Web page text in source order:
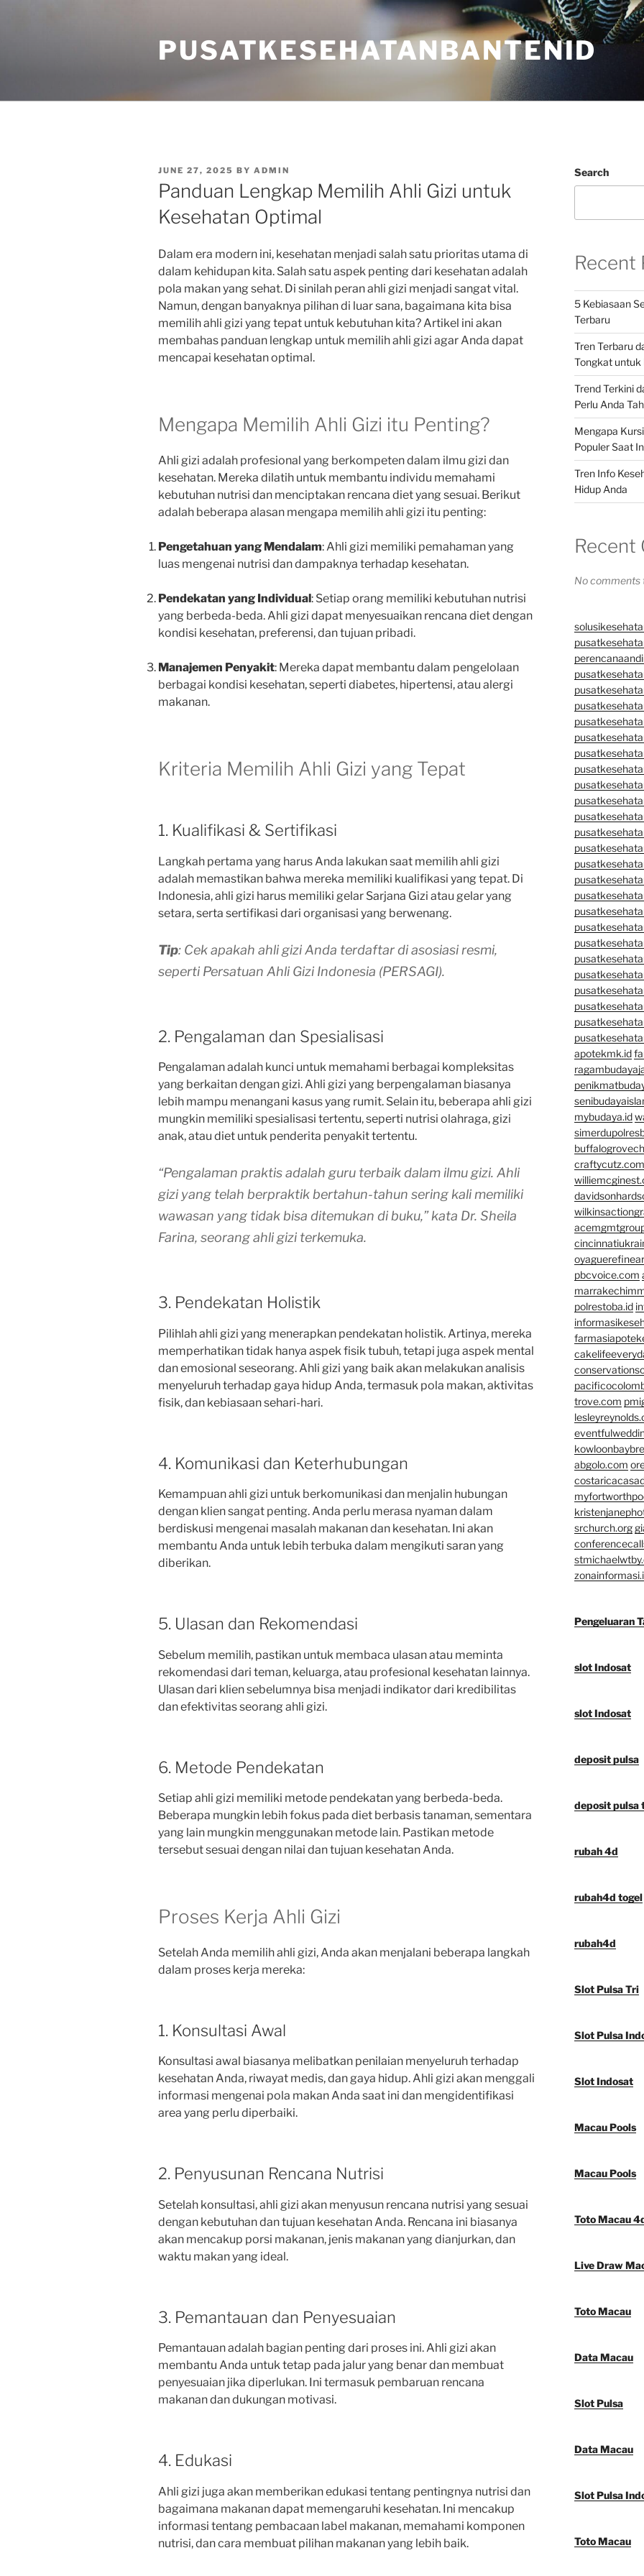
PUSATKESEHATANBANTENID
POSTED
ON
JUNE 27, 2025 BY ADMIN
Panduan Lengkap Memilih Ahli Gizi untuk
Kesehatan Optimal
Dalam era modern ini, kesehatan menjadi salah satu prioritas utama di
dalam kehidupan kita. Salah satu aspek penting dari kesehatan adalah
pola makan yang sehat. Di sinilah peran ahli gizi menjadi sangat vital.
Namun, dengan banyaknya pilihan di luar sana, bagaimana kita bisa
memilih ahli gizi yang tepat untuk kebutuhan kita? Artikel ini akan
membahas panduan lengkap untuk memilih ahli gizi agar Anda dapat
mencapai kesehatan optimal.
Mengapa Memilih Ahli Gizi itu Penting?
Ahli gizi adalah profesional yang berkompeten dalam ilmu gizi dan
kesehatan. Mereka dilatih untuk membantu individu memahami
kebutuhan nutrisi dan menciptakan rencana diet yang sesuai. Berikut
adalah beberapa alasan mengapa memilih ahli gizi itu penting:
Pengetahuan yang Mendalam: Ahli gizi memiliki pemahaman yang
luas mengenai nutrisi dan dampaknya terhadap kesehatan.
Pendekatan yang Individual: Setiap orang memiliki kebutuhan nutrisi
yang berbeda-beda. Ahli gizi dapat menyesuaikan rencana diet dengan
kondisi kesehatan, preferensi, dan tujuan pribadi.
Manajemen Penyakit: Mereka dapat membantu dalam pengelolaan
berbagai kondisi kesehatan, seperti diabetes, hipertensi, atau alergi
makanan.
Kriteria Memilih Ahli Gizi yang Tepat
1. Kualifikasi & Sertifikasi
Langkah pertama yang harus Anda lakukan saat memilih ahli gizi
adalah memastikan bahwa mereka memiliki kualifikasi yang tepat. Di
Indonesia, ahli gizi harus memiliki gelar Sarjana Gizi atau gelar yang
setara, serta sertifikasi dari organisasi yang berwenang.
Tip: Cek apakah ahli gizi Anda terdaftar di asosiasi resmi,
seperti Persatuan Ahli Gizi Indonesia (PERSAGI).
2. Pengalaman dan Spesialisasi
Pengalaman adalah kunci untuk memahami berbagai kompleksitas
yang berkaitan dengan gizi. Ahli gizi yang berpengalaman biasanya
lebih mampu menangani kasus yang rumit. Selain itu, beberapa ahli gizi
mungkin memiliki spesialisasi tertentu, seperti nutrisi olahraga, gizi
anak, atau diet untuk penderita penyakit tertentu.
“Pengalaman praktis adalah guru terbaik dalam ilmu gizi. Ahli
gizi yang telah berpraktik bertahun-tahun sering kali memiliki
wawasan yang tidak bisa ditemukan di buku,” kata Dr. Sheila
Farina, seorang ahli gizi terkemuka.
3. Pendekatan Holistik
Pilihlah ahli gizi yang menerapkan pendekatan holistik. Artinya, mereka
memperhatikan tidak hanya aspek fisik tubuh, tetapi juga aspek mental
dan emosional seseorang. Ahli gizi yang baik akan melakukan analisis
menyeluruh terhadap gaya hidup Anda, termasuk pola makan, aktivitas
fisik, dan kebiasaan sehari-hari.
4. Komunikasi dan Keterhubungan
Kemampuan ahli gizi untuk berkomunikasi dan menjalin hubungan
dengan klien sangat penting. Anda perlu merasa nyaman dalam
berdiskusi mengenai masalah makanan dan kesehatan. Ini akan
membantu Anda untuk lebih terbuka dalam mengikuti saran yang
diberikan.
5. Ulasan dan Rekomendasi
Sebelum memilih, pastikan untuk membaca ulasan atau meminta
rekomendasi dari teman, keluarga, atau profesional kesehatan lainnya.
Ulasan dari klien sebelumnya bisa menjadi indikator dari kredibilitas
dan efektivitas seorang ahli gizi.
6. Metode Pendekatan
Setiap ahli gizi memiliki metode pendekatan yang berbeda-beda.
Beberapa mungkin lebih fokus pada diet berbasis tanaman, sementara
yang lain mungkin menggunakan metode lain. Pastikan metode
tersebut sesuai dengan nilai dan tujuan kesehatan Anda.
Proses Kerja Ahli Gizi
Setelah Anda memilih ahli gizi, Anda akan menjalani beberapa langkah
dalam proses kerja mereka:
1. Konsultasi Awal
Konsultasi awal biasanya melibatkan penilaian menyeluruh terhadap
kesehatan Anda, riwayat medis, dan gaya hidup. Ahli gizi akan menggali
informasi mengenai pola makan Anda saat ini dan mengidentifikasi
area yang perlu diperbaiki.
2. Penyusunan Rencana Nutrisi
Setelah konsultasi, ahli gizi akan menyusun rencana nutrisi yang sesuai
dengan kebutuhan dan tujuan kesehatan Anda. Rencana ini biasanya
akan mencakup porsi makanan, jenis makanan yang dianjurkan, dan
waktu makan yang ideal.
3. Pemantauan dan Penyesuaian
Pemantauan adalah bagian penting dari proses ini. Ahli gizi akan
membantu Anda untuk tetap pada jalur yang benar dan membuat
penyesuaian jika diperlukan. Ini termasuk pembaruan rencana
makanan dan dukungan motivasi.
4. Edukasi
Ahli gizi juga akan memberikan edukasi tentang pentingnya nutrisi dan
bagaimana makanan dapat memengaruhi kesehatan. Ini mencakup
informasi tentang pembacaan label makanan, memahami komponen
nutrisi, dan cara membuat pilihan makanan yang lebih baik.
Search
Recent
5 Kebiasaan
Terbaru
Tren Terbaru
Tongkat untuk
Trend Terkini
Perlu Anda
Mengapa
Populer Saat
Tren Info
Hidup Anda
Recent
No comments
apotekmk.id
mybudaya.id
craftycutz.com
pbcvoice.com
polrestoba.id
trove.com
abgolo.com
srchurch.org
Pengeluaran
slot Indosat
slot Indosat
deposit pulsa
deposit pulsa
rubah 4d
rubah4d togel
rubah4d
Slot Pulsa Tri
Slot Pulsa
Slot Indosat
Macau Pools
Macau Pools
Toto Macau
Live Draw
Toto Macau
Data Macau
Slot Pulsa
Data Macau
Slot Pulsa
Toto Macau